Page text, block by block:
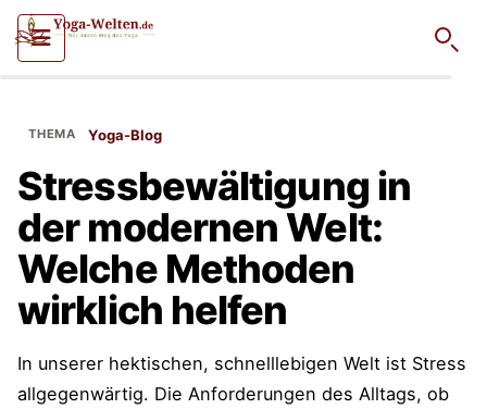
Yoga-Blog
Stressbewältigung in
der modernen Welt:
Welche Methoden
wirklich helfen
In unserer hektischen, schnelllebigen Welt ist Stress
allgegenwärtig. Die Anforderungen des Alltags, ob